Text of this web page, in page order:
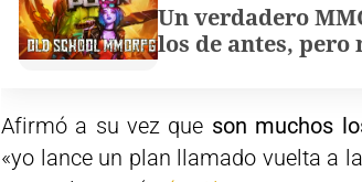
Un verdadero
los de antes, pero
Afirmó a su vez que son muchos
«yo lance un plan llamado vuelta a